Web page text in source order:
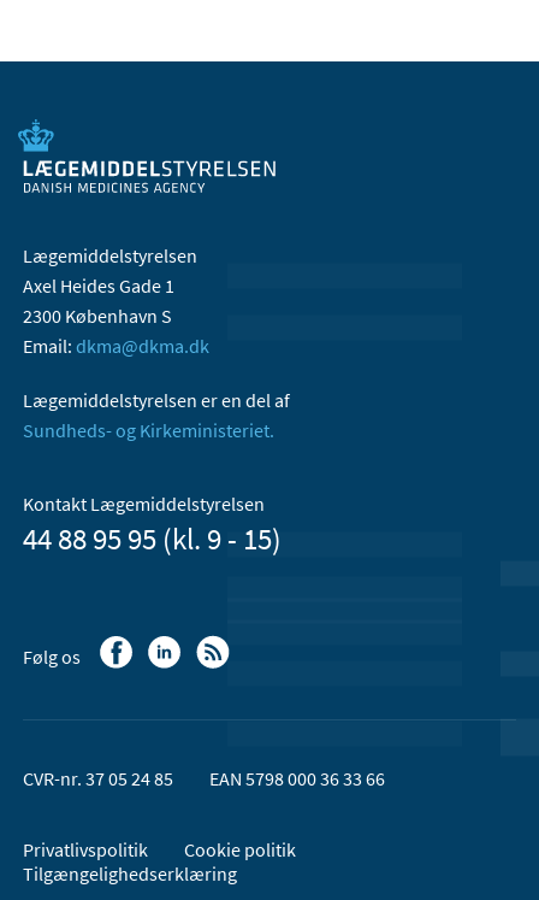
Lægemiddelstyrelsen
Axel Heides Gade 1
2300 København S
Email: dkma@dkma.dk
Lægemiddelstyrelsen er en del af
Sundheds- og Kirkeministeriet.
Kontakt Lægemiddelstyrelsen
44 88 95 95 (kl. 9 - 15)
Følg os
CVR-nr. 37 05 24 85 EAN 5798 000 36 33 66
Privatlivspolitik
Cookie politik
Tilgængelighedserklæring